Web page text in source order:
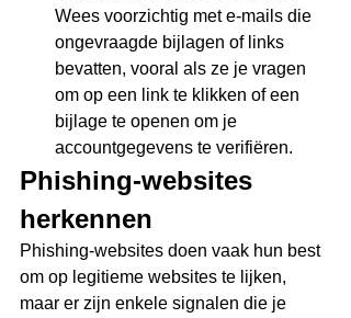
Wees voorzichtig met e-mails die
ongevraagde bijlagen of links
bevatten, vooral als ze je vragen
om op een link te klikken of een
bijlage te openen om je
accountgegevens te verifiëren.
Phishing-websites
herkennen
Phishing-websites doen vaak hun best
om op legitieme websites te lijken,
maar er zijn enkele signalen die je